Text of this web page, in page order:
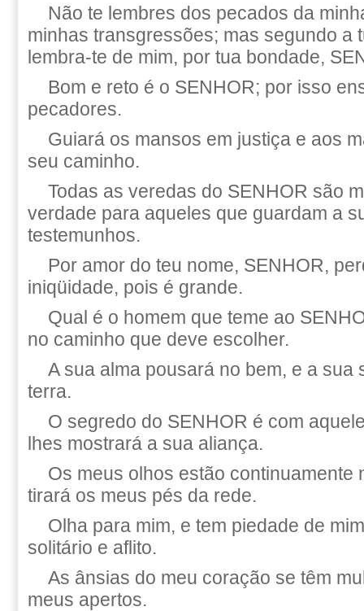
Não te lembres dos pecados da
minhas transgressões; mas segundo a
lembra-te de mim, por tua bondade,
Bom e reto é o SENHOR; por isso
pecadores.
Guiará os mansos em justiça e aos
seu caminho.
Todas as veredas do SENHOR são
verdade para aqueles que guardam a
testemunhos.
Por amor do teu nome, SENHOR,
iniqüidade, pois é grande.
Qual é o homem que teme ao
no caminho que deve escolher.
A sua alma pousará no bem, e a sua
terra.
O segredo do SENHOR é com
lhes mostrará a sua aliança.
Os meus olhos estão continuamente
tirará os meus pés da rede.
Olha para mim, e tem piedade de
solitário e aflito.
As ânsias do meu coração se têm
meus apertos.